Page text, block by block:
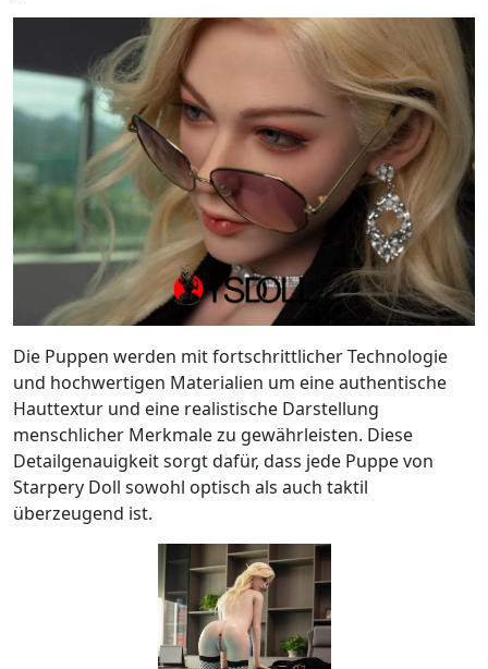
Die Puppen werden mit fortschrittlicher Technologie
und hochwertigen Materialien um eine authentische
Hauttextur und eine realistische Darstellung
menschlicher Merkmale zu gewährleisten. Diese
Detailgenauigkeit sorgt dafür, dass jede Puppe von
Starpery Doll sowohl optisch als auch taktil
überzeugend ist.